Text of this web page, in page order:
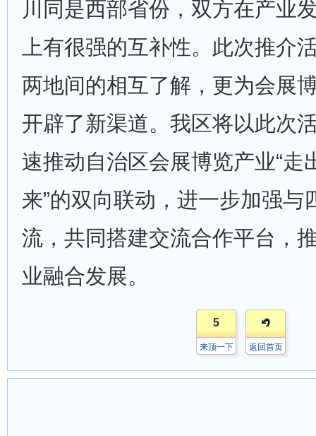
川同是西部省份，双方在产业
上有很强的互补性。此次推介
两地间的相互了解，更为会展
开辟了新渠道。我区将以此次
速推动自治区会展博览产业“走
来”的双向联动，进一步加强与
流，共同搭建交流合作平台，
业融合发展。
5
来顶一下 返回首页